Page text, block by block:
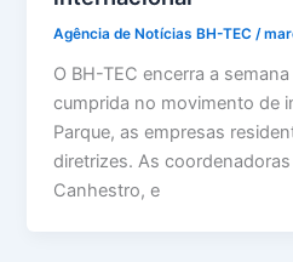
Agência de Notícias BH-TEC/
O BH-TEC encerra a
cumprida no movimento de
Parque, as empresas
diretrizes. As
Canhestro, e